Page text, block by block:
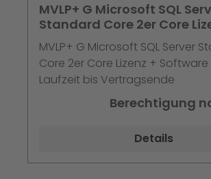
MVLP+ G Microsoft SQL
Standard Core 2er Core
Software Assurance
Vertragsende
MVLP+ G Microsoft SQL Server
Core 2er Core Lizenz +
Laufzeit bis Vertragsende
Berechtigung
Details